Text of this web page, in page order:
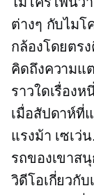
ต่างๆ กับไม
กล้องโดยตร
คิดถึงความแ
ราวใดเรื่องห
เมื่อสัปดาห์ที่
แรงม้า เซเว่
รถของเขาส
วิดีโอเกี่ยวกั